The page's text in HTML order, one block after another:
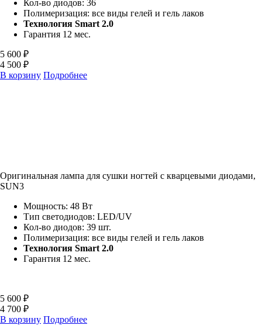
Кол-во диодов: 36
Полимеризация: все виды гелей и гель лаков
Технология Smart 2.0
Гарантия 12 мес.
5 600 ₽
4 500 ₽
В корзину Подробнее
Оригинальная лампа для сушки ногтей с кварцевыми диодами,
SUN3
Мощность: 48 Вт
Тип светодиодов: LED/UV
Кол-во диодов: 39 шт.
Полимеризация: все виды гелей и гель лаков
Технология Smart 2.0
Гарантия 12 мес.
5 600 ₽
4 700 ₽
В корзину Подробнее